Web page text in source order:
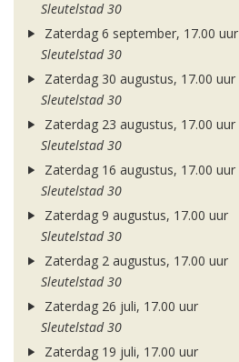
Sleutelstad 30
Zaterdag 6 september, 17.00 uur
Sleutelstad 30
Zaterdag 30 augustus, 17.00 uur
Sleutelstad 30
Zaterdag 23 augustus, 17.00 uur
Sleutelstad 30
Zaterdag 16 augustus, 17.00 uur
Sleutelstad 30
Zaterdag 9 augustus, 17.00 uur
Sleutelstad 30
Zaterdag 2 augustus, 17.00 uur
Sleutelstad 30
Zaterdag 26 juli, 17.00 uur
Sleutelstad 30
Zaterdag 19 juli, 17.00 uur